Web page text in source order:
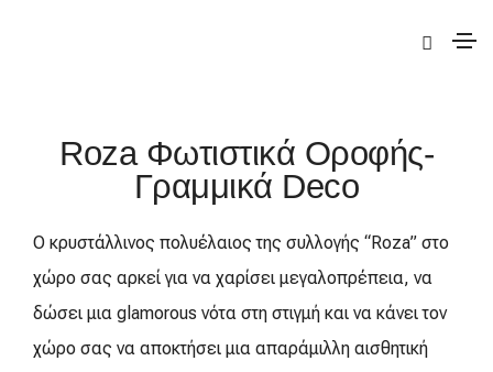
Roza Φωτιστικά Οροφής-
Γραμμικά Deco
Ο κρυστάλλινος πολυέλαιος της συλλογής “Roza” στο
χώρο σας αρκεί για να χαρίσει μεγαλοπρέπεια, να
δώσει μια glamorous νότα στη στιγμή και να κάνει τον
χώρο σας να αποκτήσει μια απαράμιλλη αισθητική